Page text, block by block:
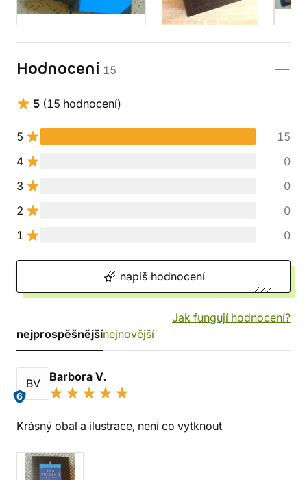
Hodnocení 15
5 (15 hodnocení)
5
15
4
0
3
0
2
0
1
0
napiš hodnocení
Jak fungují hodnocení?
nejprospěšnějšínejnovější
BV
6
Barbora V.
Krásný obal a ilustrace, není co vytknout